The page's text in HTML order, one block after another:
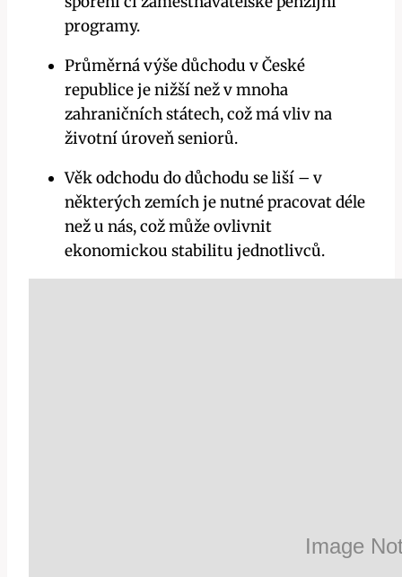
programy.
Průměrná výše důchodu v České
republice je nižší než v mnoha
zahraničních státech, což má vliv na
životní úroveň seniorů.
Věk odchodu do důchodu se liší – v
některých zemích je nutné pracovat déle
než u nás, což může ovlivnit
ekonomickou stabilitu jednotlivců.